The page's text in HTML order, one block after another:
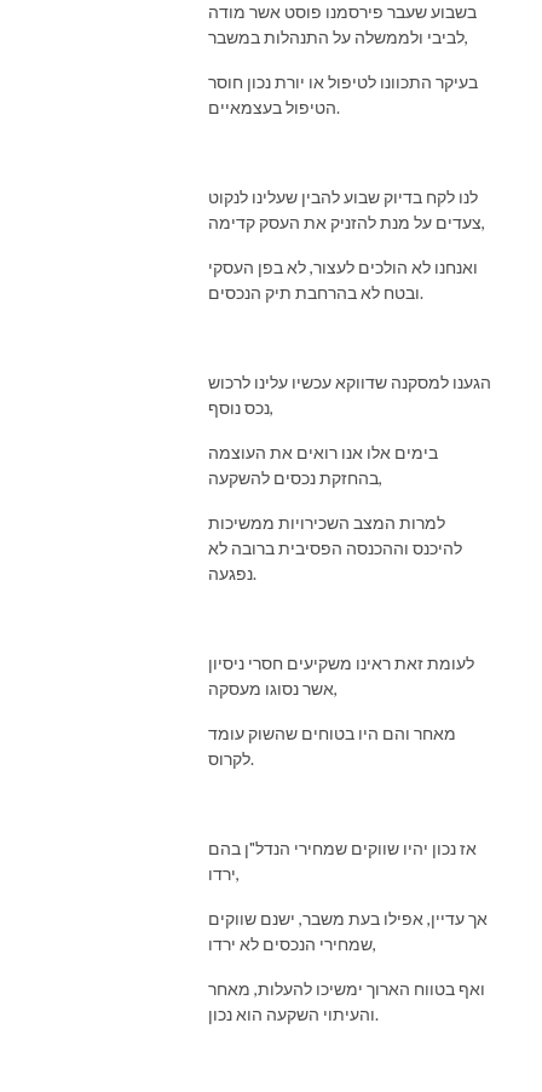
בשבוע שעבר פירסמנו פוסט אשר מודה
לביבי ולממשלה על התנהלות במשבר,
בעיקר התכוונו לטיפול או יורת נכון חוסר
הטיפול בעצמאיים.
לנו לקח בדיוק שבוע להבין שעלינו לנקוט
צעדים על מנת להזניק את העסק קדימה,
ואנחנו לא הולכים לעצור, לא בפן העסקי
ובטח לא בהרחבת תיק הנכסים.
הגענו למסקנה שדווקא עכשיו עלינו לרכוש
נכס נוסף,
בימים אלו אנו רואים את העוצמה
בהחזקת נכסים להשקעה,
למרות המצב השכירויות ממשיכות
להיכנס וההכנסה הפסיבית ברובה לא
נפגעה.
לעומת זאת ראינו משקיעים חסרי ניסיון
אשר נסוגו מעסקה,
מאחר והם היו בטוחים שהשוק עומד
לקרוס.
אז נכון יהיו שווקים שמחירי הנדל"ן בהם
ירדו,
אך עדיין, אפילו בעת משבר, ישנם שווקים
שמחירי הנכסים לא ירדו,
ואף בטווח הארוך ימשיכו להעלות, מאחר
והעיתוי השקעה הוא נכון.